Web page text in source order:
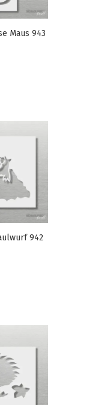
Maus 943
942